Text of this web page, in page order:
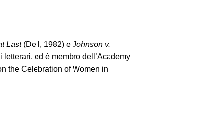
Last(Dell, 1982) eJohnson v.
ed è membro dell’Academy
the Celebration of Women in